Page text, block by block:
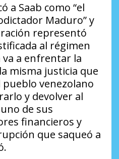
a Saab como “el
Maduro” y
representó
al régimen
va a enfrentar la
misma justicia que
pueblo venezolano
y devolver al
de sus
financieros y
que saqueó a